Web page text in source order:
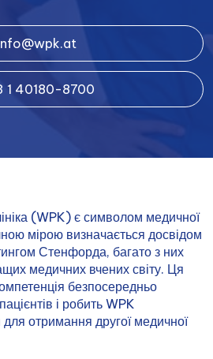
1 40180-8700
(WPK) є символом медичної
мірою визначається досвідом
Стенфорда, багато з них
медичних вчених світу. Ця
безпосередньо
і робить WPK
отримання другої медичної